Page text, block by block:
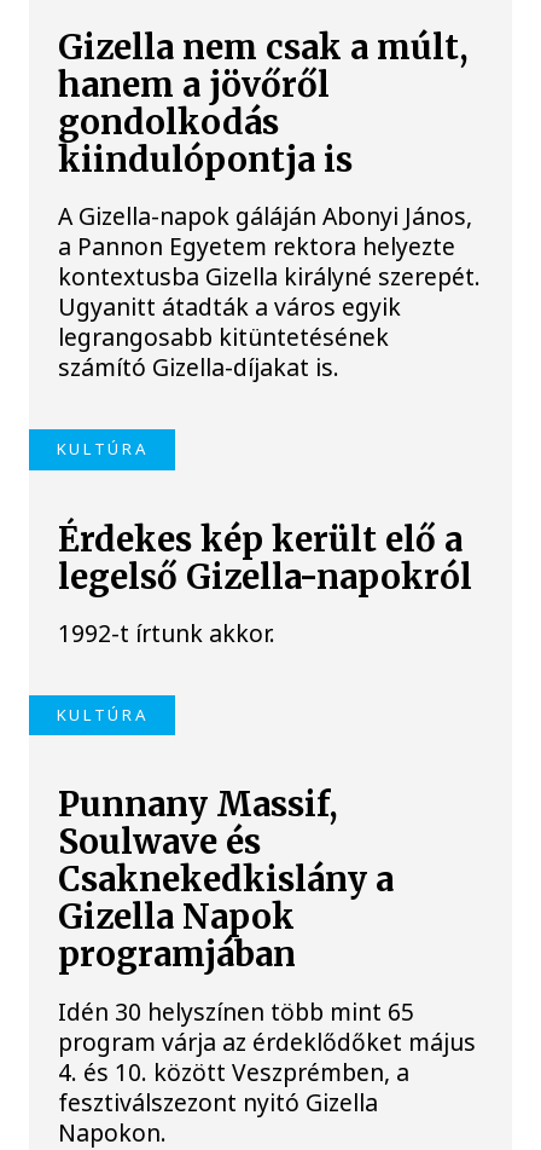
Gizella nem csak a múlt,
hanem a jövőről
gondolkodás
kiindulópontja is
A Gizella-napok gáláján Abonyi János,
a Pannon Egyetem rektora helyezte
kontextusba Gizella királyné szerepét.
Ugyanitt átadták a város egyik
legrangosabb kitüntetésének
számító Gizella-díjakat is.
KULTÚRA
Érdekes kép került elő a
legelső Gizella-napokról
1992-t írtunk akkor.
KULTÚRA
Punnany Massif,
Soulwave és
Csaknekedkislány a
Gizella Napok
programjában
Idén 30 helyszínen több mint 65
program várja az érdeklődőket május
4. és 10. között Veszprémben, a
fesztiválszezont nyitó Gizella
Napokon.